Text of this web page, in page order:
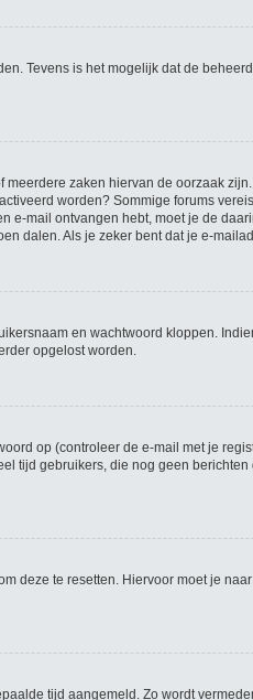
Tevens is het mogelijk dat de
zaken hiervan de oorzaak
worden? Sommige forums
mail ontvangen hebt, moet je de
dalen. Als je zeker bent dat je e-
en wachtwoord kloppen.
opgelost worden.
op (controleer de e-mail met je
tijd gebruikers, die nog geen
deze te resetten. Hiervoor moet je
tijd aangemeld. Zo wordt